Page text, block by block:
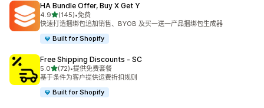
HA Bundle Offer, Buy X Get Y
4.9星（满分 5 星）
(145)
总共 145 条评论
•免费
快速打造捆绑包追加销售、BYOB 及买一送一产品捆绑包生成器
Built for Shopify
Free Shipping Discounts ‑ SC
5.0星（满分 5 星）
(72)
总共 72 条评论
•提供免费套餐
基于条件为客户提供运费折扣规则
Built for Shopify